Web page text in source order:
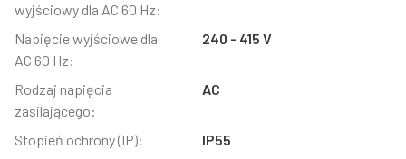
wyjściowy dla AC 60 Hz:
Napięcie wyjściowe dla
AC 60 Hz:
240 - 415 V
Rodzaj napięcia
zasilającego:
AC
Stopień ochrony (IP):
IP55